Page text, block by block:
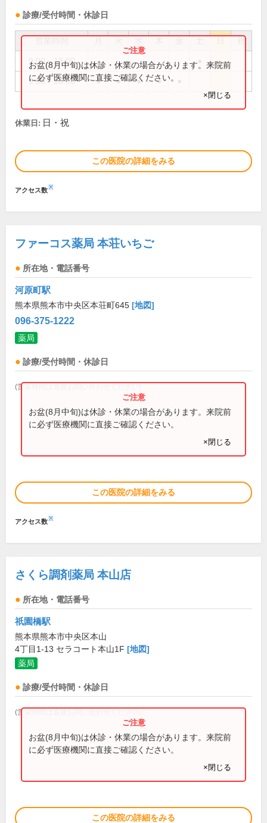
診療/受付時間・休診日
祝
9:00～13:00
9:00～18:00 ● ● ● ●
お盆(8月中旬)は休診・休業の場合があります。来院前
に必ず医療機関に直接ご確認ください。
×閉じる
休業日: 日・祝
この医院の詳細をみる
アクセス数※
ファーコス薬局 本荘いちご
所在地・電話番号
河原町駅
熊本県熊本市中央区本荘町645 [地図]
096-375-1222
薬局
診療/受付時間・休診日
(営業時間は直接お問い合わせください)
お盆(8月中旬)は休診・休業の場合があります。来院前
に必ず医療機関に直接ご確認ください。
×閉じる
この医院の詳細をみる
アクセス数※
さくら調剤薬局 本山店
所在地・電話番号
祇園橋駅
熊本県熊本市中央区本山
4丁目1-13 セラコート本山1F [地図]
薬局
診療/受付時間・休診日
(営業時間は直接お問い合わせください)
お盆(8月中旬)は休診・休業の場合があります。来院前
に必ず医療機関に直接ご確認ください。
×閉じる
この医院の詳細をみる